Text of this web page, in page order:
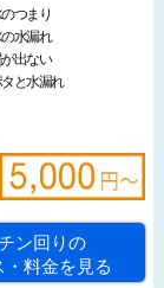
つまり
水漏れ
出ない
と水漏れ
ン回りの
料金を見る